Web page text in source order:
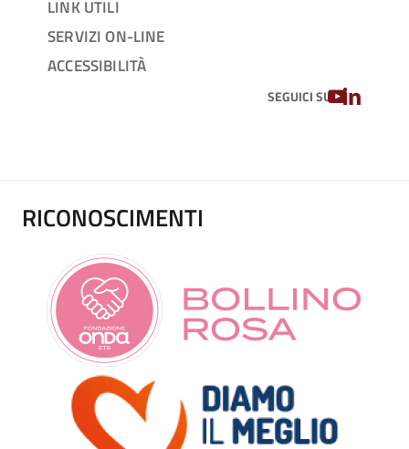
LINK UTILI
SERVIZI ON-LINE
ACCESSIBILITÀ
SEGUICI SUYOUTUBE
LINKEDIN
RICONOSCIMENTI